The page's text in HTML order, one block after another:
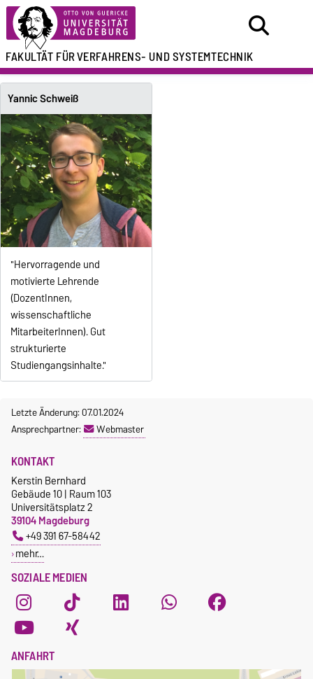
FAKULTÄT FÜRVERFAHRENS- UND SYSTEMTECHNIK
Yannic Schweiß
"Hervorragende und
motivierte Lehrende
(DozentInnen,
wissenschaftliche
MitarbeiterInnen). Gut
strukturierte
Studiengangsinhalte."
Letzte Änderung: 07.01.2024
Ansprechpartner:
Webmaster
SOZIALE MEDIEN
KONTAKT
Kerstin Bernhard
Gebäude 10 | Raum 103
Universitätsplatz 2
39104 Magdeburg
+49 391 67-58442
mehr…
ANFAHRT